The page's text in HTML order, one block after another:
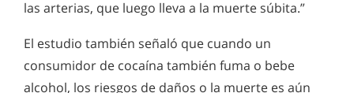
las arterias, que luego lleva a la muerte súbita.”
El estudio también señaló que cuando un
consumidor de cocaína también fuma o bebe
alcohol, los riesgos de daños o la muerte es aún